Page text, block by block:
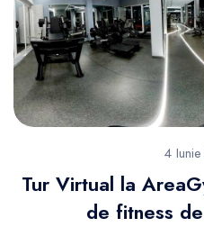
4
Tur Virtual la
de fitness